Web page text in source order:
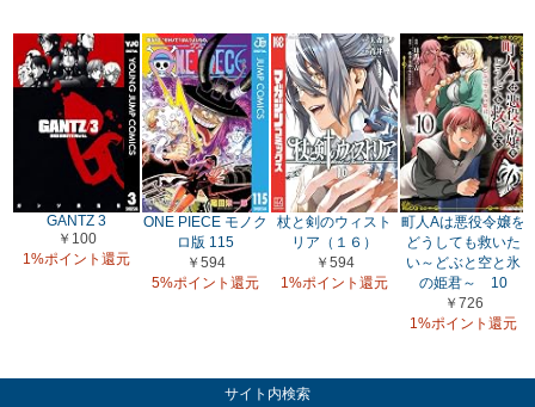
GANTZ 3
￥100
1%ポイント還元
ONE PIECE モノク
ロ版 115
￥594
5%ポイント還元
杖と剣のウィスト
リア（１６）
￥594
1%ポイント還元
町人Aは悪役令嬢を
どうしても救いた
い～どぶと空と氷
の姫君～ 10
￥726
1%ポイント還元
サイト内検索